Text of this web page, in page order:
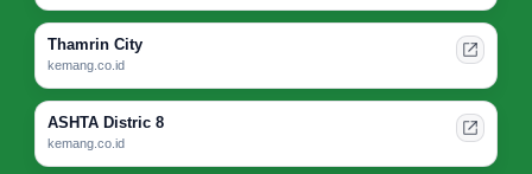
Thamrin City
kemang.co.id
ASHTA Distric 8
kemang.co.id